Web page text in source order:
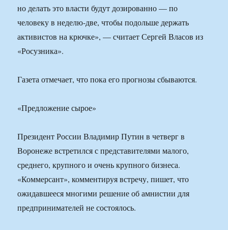
но делать это власти будут дозированно — по
человеку в неделю-две, чтобы подольше держать
активистов на крючке», — считает Сергей Власов из
«Росузника».
Газета отмечает, что пока его прогнозы сбываются.
«Предложение сырое»
Президент России Владимир Путин в четверг в
Воронеже встретился с представителями малого,
среднего, крупного и очень крупного бизнеса.
«Коммерсант», комментируя встречу, пишет, что
ожидавшееся многими решение об амнистии для
предпринимателей не состоялось.